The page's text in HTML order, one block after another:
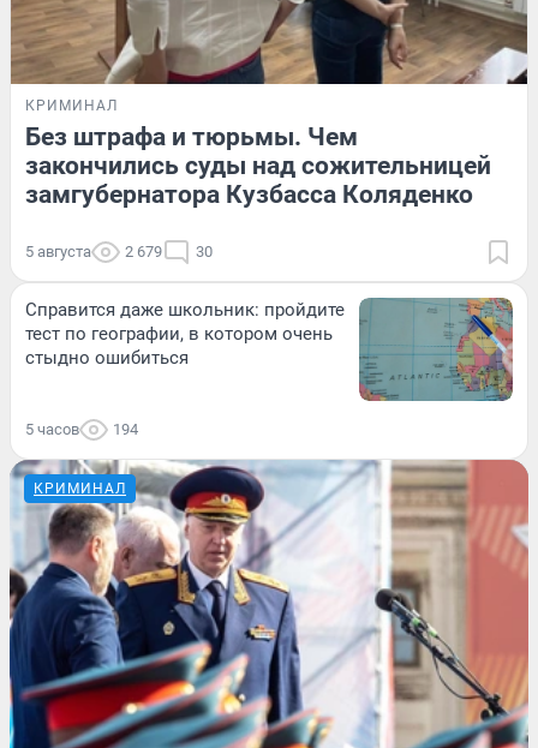
КРИМИНАЛ
Без штрафа и тюрьмы. Чем
закончились суды над сожительницей
замгубернатора Кузбасса Коляденко
5 августа 2 679 30
Справится даже школьник: пройдите
тест по географии, в котором очень
стыдно ошибиться
5 часов 194
КРИМИНАЛ